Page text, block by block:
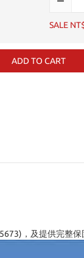
SALE
ADD TO CART
，及提供完整保